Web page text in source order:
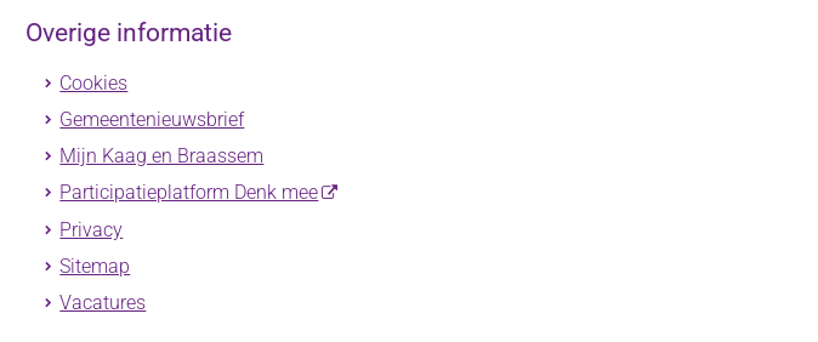
Overige informatie
Cookies
Gemeentenieuwsbrief
Mijn Kaag en Braassem
Participatieplatform Denk mee
Privacy
Sitemap
Vacatures